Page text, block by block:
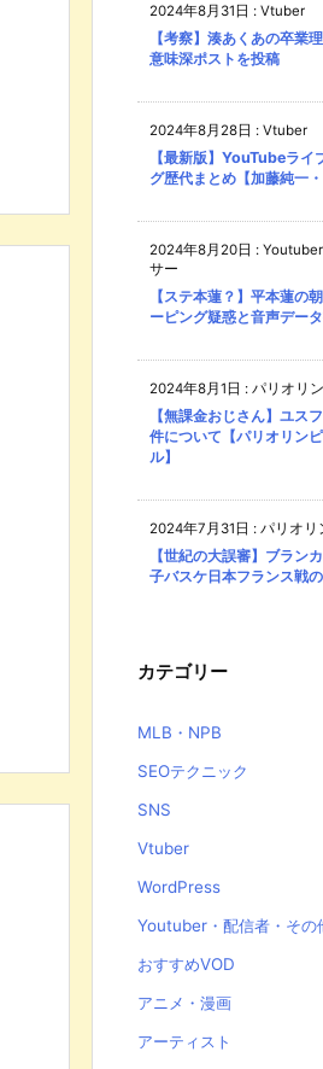
2024年8月31日 : Vtuber
【考察】湊あくあの卒業
意味深ポストを投稿
2024年8月28日 : Vtuber
【最新版】YouTubeラ
グ歴代まとめ【加藤純一
2024年8月20日 :
サー
【ステ本蓮？】平本蓮の
ーピング疑惑と音声デー
2024年8月1日 : パリオリ
【無課金おじさん】ユス
件について【パリオリン
ル】
2024年7月31日 : パリオリ
【世紀の大誤審】ブラン
子バスケ日本フランス戦
カテゴリー
MLB・NPB
SEOテクニック
SNS
Vtuber
WordPress
Youtuber・配信者・その
おすすめVOD
アニメ・漫画
アーティスト